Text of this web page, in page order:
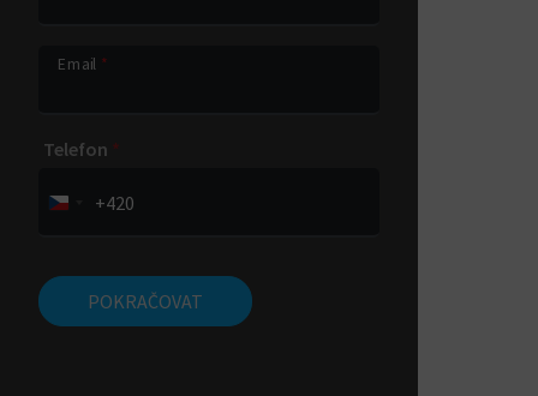
Email *
Telefon *
+420
POKRAČOVAT